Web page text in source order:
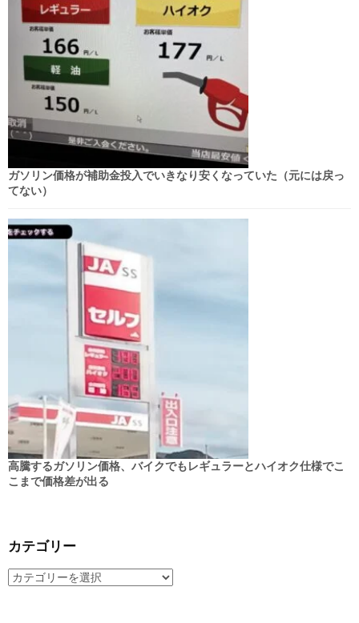
ガソリン価格が補助金投入でいきなり安くなっていた（元には戻っ
てない）
高騰するガソリン価格、バイクでもレギュラーとハイオク仕様でこ
こまで価格差が出る
カテゴリー